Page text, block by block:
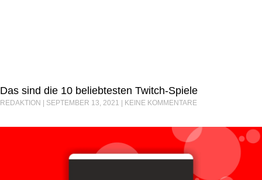
Das sind die 10 beliebtesten Twitch-Spiele
REDAKTION SEPTEMBER 13, 2021 KEINE KOMMENTARE